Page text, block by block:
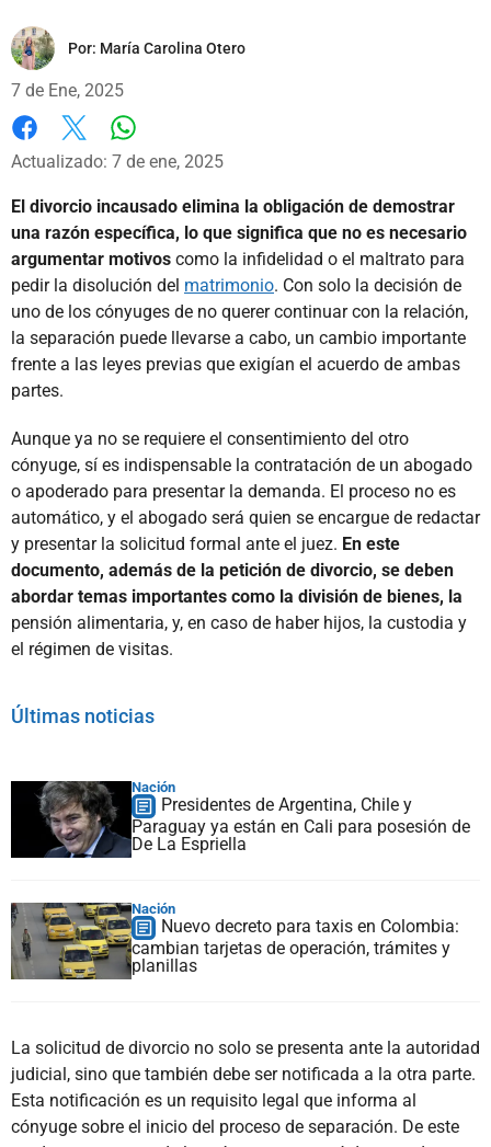
Por: María Carolina Otero
7 de Ene, 2025
Facebook
X
Actualizado: 7 de ene, 2025
El divorcio incausado elimina la obligación de demostrar
una razón específica, lo que significa que no es necesario
argumentar motivos como la infidelidad o el maltrato para
pedir la disolución del matrimonio. Con solo la decisión de
uno de los cónyuges de no querer continuar con la relación,
la separación puede llevarse a cabo, un cambio importante
frente a las leyes previas que exigían el acuerdo de ambas
partes.
Aunque ya no se requiere el consentimiento del otro
cónyuge, sí es indispensable la contratación de un abogado
o apoderado para presentar la demanda. El proceso no es
automático, y el abogado será quien se encargue de redactar
y presentar la solicitud formal ante el juez. En este
documento, además de la petición de divorcio, se deben
abordar temas importantes como la división de bienes, la
pensión alimentaria, y, en caso de haber hijos, la custodia y
el régimen de visitas.
Últimas noticias
Nación
Presidentes de Argentina, Chile y
Paraguay ya están en Cali para posesión de
De La Espriella
Nación
Nuevo decreto para taxis en Colombia:
cambian tarjetas de operación, trámites y
planillas
La solicitud de divorcio no solo se presenta ante la autoridad
judicial, sino que también debe ser notificada a la otra parte.
Esta notificación es un requisito legal que informa al
cónyuge sobre el inicio del proceso de separación. De este